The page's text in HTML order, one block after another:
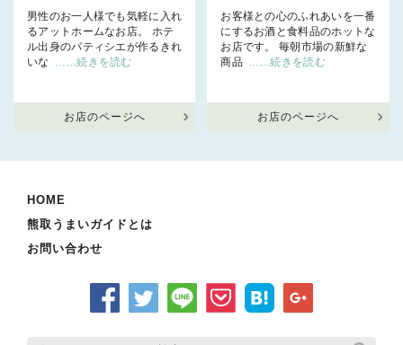
男性のお一人様でも気軽に入れ
るアットホームなお店。 ホテ
ル出身のパティシエが作るきれ
いな
……続きを読む
お店のページへ
お客様との心のふれあいを一番
にするお酒と食料品のホットな
お店です。 毎朝市場の新鮮な
商品 ……続きを読む
お店のページへ
HOME
熊取うまいガイドとは
お問い合わせ